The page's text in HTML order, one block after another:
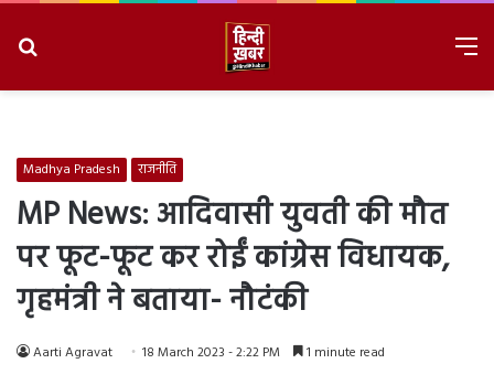
Madhya Pradesh राजनीति
MP News: आदिवासी युवती की मौत
पर फूट-फूट कर रोईं कांग्रेस विधायक,
गृहमंत्री ने बताया- नौटंकी
Aarti Agravat 18 March 2023 - 2:22 PM 1 minute read